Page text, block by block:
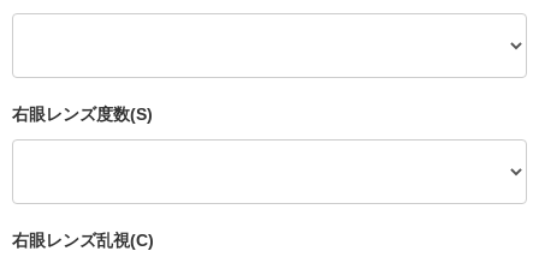
右眼レンズ度数(S)
右眼レンズ乱視(C)